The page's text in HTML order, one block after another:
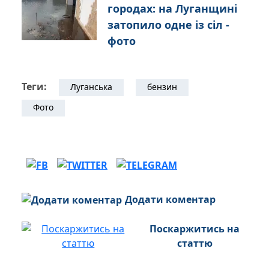
городах: на Луганщині
затопило одне із сіл -
фото
Теги: Луганська
бензин
Фото
Додати коментар
Поскаржитись на
статтю